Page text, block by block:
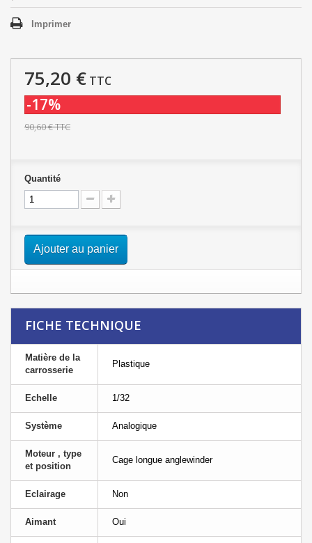
Imprimer
75,20 € TTC
-17%
90,60 €TTC
Quantité
Ajouter au panier
FICHE TECHNIQUE
Matière de la
carrosserie
Plastique
Echelle 1/32
Système Analogique
Moteur , type
et position
Cage longue anglewinder
Eclairage Non
Aimant Oui